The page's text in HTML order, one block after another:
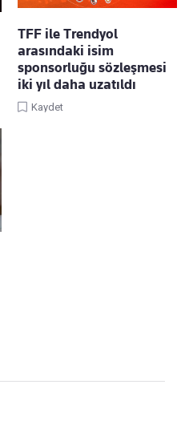
TFF ile Trendyol
arasındaki isim
sponsorluğu sözleşmesi
iki yıl daha uzatıldı
Kaydet